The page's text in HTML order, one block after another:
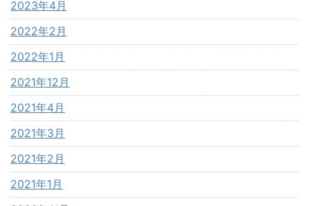
2023年4月
2022年2月
2022年1月
2021年12月
2021年4月
2021年3月
2021年2月
2021年1月